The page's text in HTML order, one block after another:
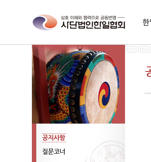
공지사항